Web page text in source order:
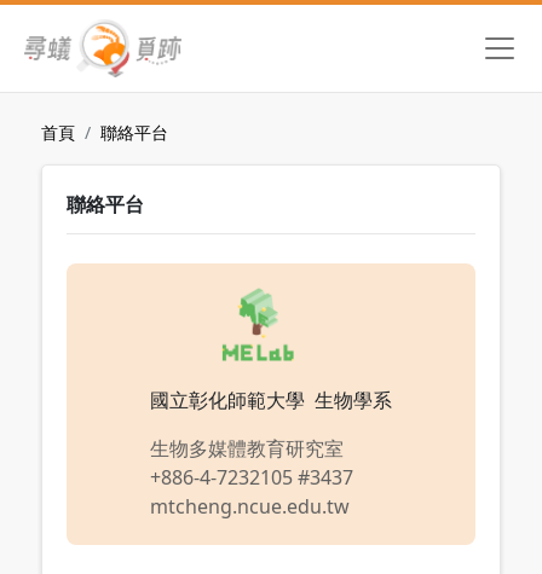
首頁 聯絡平台
聯絡平台
國立彰化師範大學 生物學系
生物多媒體教育研究室
+886-4-7232105 #3437
mtcheng.ncue.edu.tw